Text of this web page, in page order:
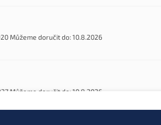
Můžeme doručit do:10.8.2026
Můžeme doručit do:10.8.2026